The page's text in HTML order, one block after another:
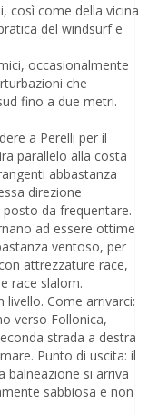
così come della vicina
del windsurf e
occasionalmente
che
fino a due metri.
a Perelli per il
parallelo alla costa
abbastanza
direzione
da frequentare.
ad essere ottime
ventoso, per
attrezzature race,
race slalom.
Come arrivarci:
verso Follonica,
strada a destra
Punto di uscita: il
balneazione si arriva
sabbiosa e non